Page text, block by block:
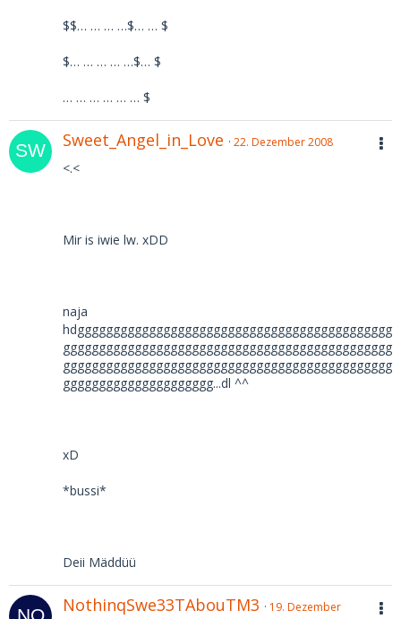
$$… … … …$… … $
$… … … … …$… $
… … … … … … $
Sweet_Angel_in_Love 22. Dezember 2008
<.<
Mir is iwie lw. xDD
naja
hdgggggggggggggggggggggggggggggggggggggggggggg
gggggggggggggggggggggggggggggggggggggggggggggg
gggggggggggggggggggggggggggggggggggggggggggggg
ggggggggggggggggggggg...dl ^^
xD
*bussi*
Deii Mäddüü
NothinqSwe33TAbouTM3
19. Dezember